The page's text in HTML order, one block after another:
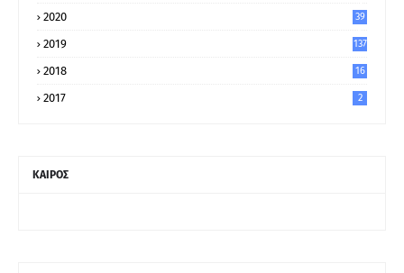
2020
39
2019 137
2018 16
2017 2
ΚΑΙΡΟΣ